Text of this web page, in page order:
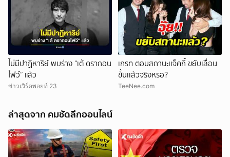
ไม่มีปาฏิหาริย์ พบร่าง “เต้ ดรากอน
ไฟว์” แล้ว
ข่าวเวิร์คพอยท์ 23
เกรท ตอบสถานะเเจ็คกี้ ขยับเลื่อน
ขั้นเเล้วจริงหรอ?
TeeNee.com
ล่าสุดจาก คมชัดลึกออนไลน์